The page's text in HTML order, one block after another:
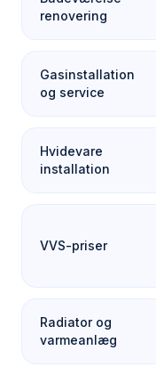
renovering
Gasinstallation
og service
Hvidevare
installation
VVS-priser
Radiator og
varmeanlæg